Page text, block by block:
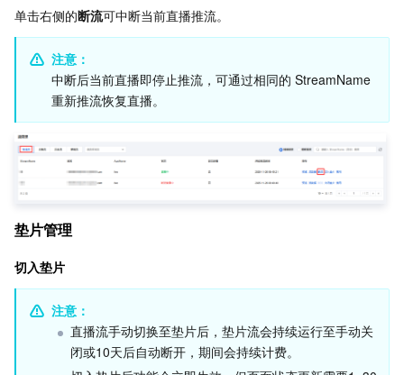
云联网
弹性网卡
对等连接
网络流日志
Anycast 公网加速
共享带宽包
VPN 连接
堡垒机
数据安全审计
图片内容安全
音频内容安全
账号风控平台
风险识别 RCE
游戏安全
安全服务平台
云防火墙
Web 应用防火墙
容器安全服务
云安全中心
漏洞扫描服务
防火墙管理
应用安全
移动应用安全
域名与网站
SSL 证书
私有域解析 Private DNS
移动解析 HTTPDNS
DNSPod
云解析 DNS
腾讯微卡
办公协同
腾讯电子签
腾讯会议
腾讯乐享
腾讯云企业网盘
大数据
弹性 MapReduce
Elasticsearch Service
流计算 Oceanus
AI 基础产品
人脸识别
语音合成
AI 应用产品
腾讯云智能数智人
AI 平台产品
单击右侧的断流可中断当前直播推流。
注意：
中断后当前直播即停止推流，可通过相同的 StreamName
重新推流恢复直播。
垫片管理
切入垫片
注意：
直播流手动切换至垫片后，垫片流会持续运行至手动关
闭或10天后自动断开，期间会持续计费。